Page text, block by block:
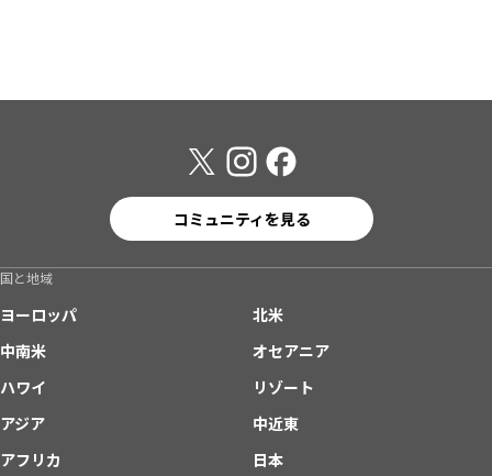
コミュニティを見る
国と地域
ヨーロッパ
北米
中南米
オセアニア
ハワイ
リゾート
アジア
中近東
アフリカ
日本